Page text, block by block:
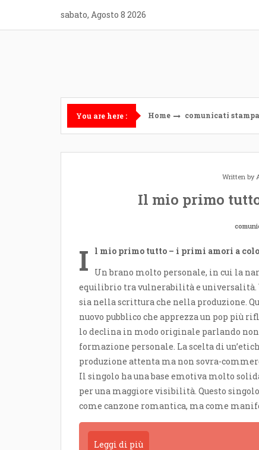
content
sabato, Agosto 8 2026
You are here : Home comunicati stampa
Written by
Il mio primo
I
l mio primo tutto – i primi amori a
Un brano molto personale, in cui la
equilibrio tra vulnerabilità e universalità.
sia nella scrittura che nella produzione.
nuovo pubblico che apprezza un pop più
lo declina in modo originale parlando
formazione personale. La scelta di
produzione attenta ma non sovra-
Il singolo ha una base emotiva molto
per una maggiore visibilità. Questo
come canzone romantica, ma come
Leggi di più